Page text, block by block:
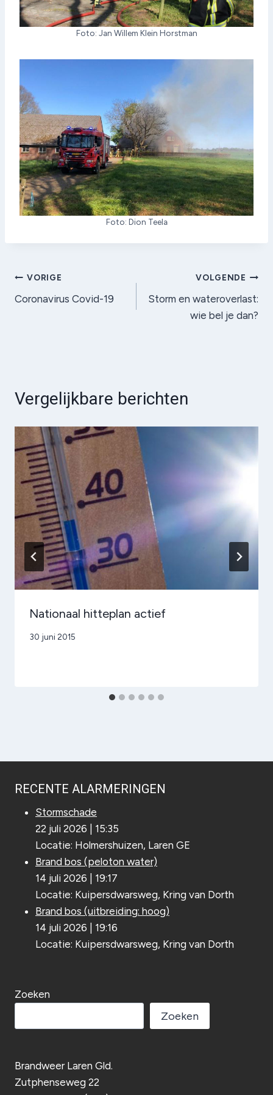
Foto: Jan Willem Klein Horstman
Foto: Dion Teela
Bericht
navigatie
VORIGE
Coronavirus Covid-19
VOLGENDE
Storm en wateroverlast:
wie bel je dan?
Vergelijkbare berichten
Nationaal hitteplan actief
Door
30 juni 2015
RECENTE ALARMERINGEN
Stormschade
22 juli 2026
15:35
Locatie: Holmershuizen, Laren GE
Brand bos (peloton water)
14 juli 2026
19:17
Locatie: Kuipersdwarsweg, Kring van Dorth
Brand bos (uitbreiding: hoog)
14 juli 2026
19:16
Locatie: Kuipersdwarsweg, Kring van Dorth
Zoeken
Zoeken
Brandweer Laren Gld.
Zutphenseweg 22